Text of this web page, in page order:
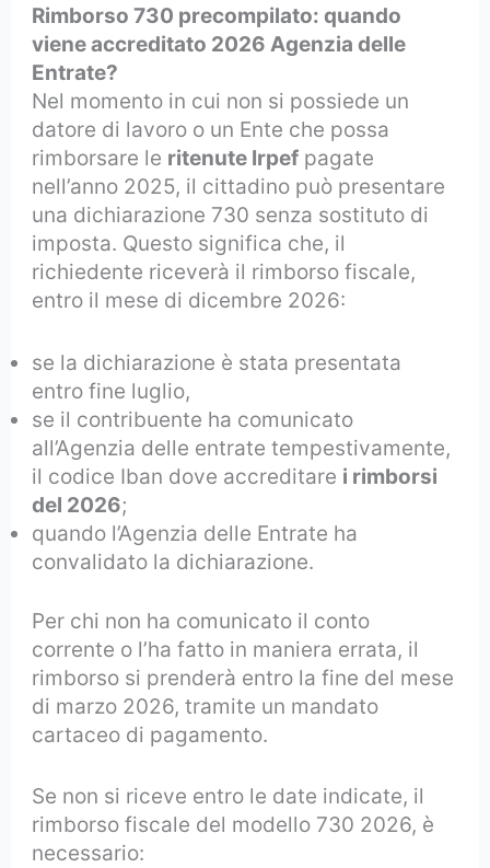
Rimborso 730 precompilato: quando
viene accreditato 2026 Agenzia delle
Entrate?
Nel momento in cui non si possiede un
datore di lavoro o un Ente che possa
rimborsare le ritenute Irpef pagate
nell’anno 2025, il cittadino può presentare
una dichiarazione 730 senza sostituto di
imposta. Questo significa che, il
richiedente riceverà il rimborso fiscale,
entro il mese di dicembre 2026:
se la dichiarazione è stata presentata
entro fine luglio,
se il contribuente ha comunicato
all’Agenzia delle entrate tempestivamente,
il codice Iban dove accreditare i rimborsi
del 2026;
quando l’Agenzia delle Entrate ha
convalidato la dichiarazione.
Per chi non ha comunicato il conto
corrente o l’ha fatto in maniera errata, il
rimborso si prenderà entro la fine del mese
di marzo 2026, tramite un mandato
cartaceo di pagamento.
Se non si riceve entro le date indicate, il
rimborso fiscale del modello 730 2026, è
necessario: